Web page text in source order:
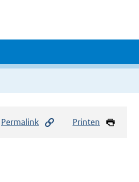
Permalink Printen